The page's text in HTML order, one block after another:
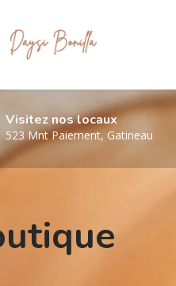
Visitez nos locaux
523 Mnt Paiement, Gatineau